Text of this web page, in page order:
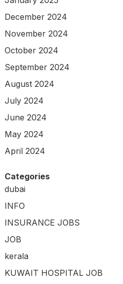
December 2024
November 2024
October 2024
September 2024
August 2024
July 2024
June 2024
May 2024
April 2024
Categories
dubai
INFO
INSURANCE JOBS
JOB
kerala
KUWAIT HOSPITAL JOB